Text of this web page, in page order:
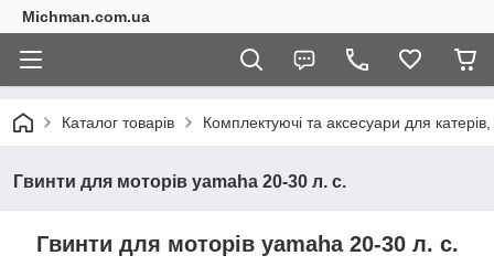
Michman.com.ua
Каталог товарів Комплектуючі та аксесуари для
Гвинти для моторів yamaha 20-30 л. с.
Гвинти для моторів yamaha 20-30 л. с.